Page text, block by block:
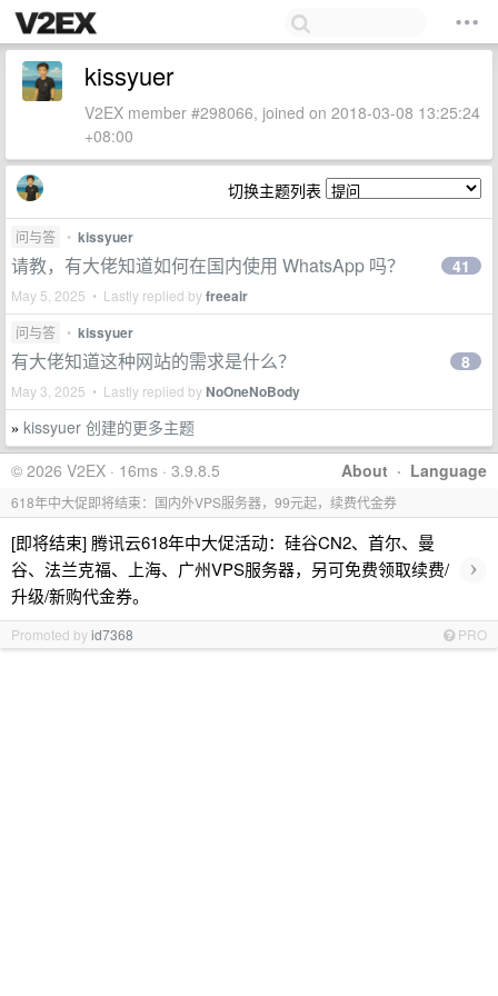
kissyuer
V2EX member #298066, joined on 2018-03-08 13:25:24
+08:00
切换主题列表
问与答 • kissyuer
请教，有大佬知道如何在国内使用 WhatsApp 吗？
May 5, 2025 • Lastly replied byfreeair
41
问与答 • kissyuer
有大佬知道这种网站的需求是什么？
May 3, 2025 • Lastly replied byNoOneNoBody
8
» kissyuer 创建的更多主题
About · Language
© 2026 V2EX · 16ms · 3.9.8.5
618年中大促即将结束：国内外VPS服务器，99元起，续费代金券
[即将结束] 腾讯云618年中大促活动：硅谷CN2、首尔、曼
谷、法兰克福、上海、广州VPS服务器，另可免费领取续费/
升级/新购代金券。
›
Promoted byid7368 PRO